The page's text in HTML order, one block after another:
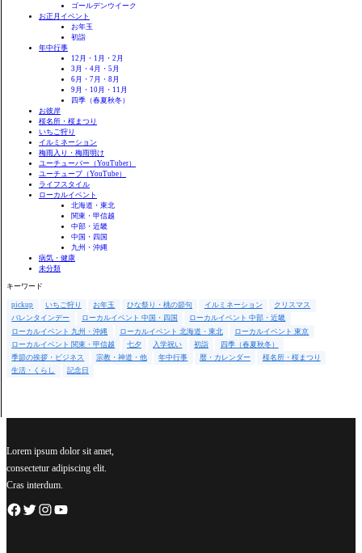
ゴールデンウイーク
お正月イベント
お年玉
初詣
年中行事
12月・1月・2月
3月・4月・5月
6月・7月・8月
9月・10月・11月
四季（春夏秋冬）
お彼岸
桜名所・桜まつり
いちご狩り
イルミネーション
梅雨入り・梅雨明け
ユーチューバー（YouTuber）
ユーチューブ（YouTube）
ライフスタイル
ローカルイベント
北海道・東北
関東・甲信越
中部・近畿
中国・四国
九州・沖縄
病気・健康
未分類
キーワード
pickup いちご狩り お年玉 ひな祭り・桃の節句 イルミネーション
クリスマス
バレンタインデー
ローカルイベント 中国・四国
ローカルイベント 中部・近畿
ローカルイベント 九州・沖縄
ローカルイベント 北海道・東北
ローカルイベント 東京
ローカルイベント 関東・甲信越
七夕 入学祝い 初詣
四季（春夏秋冬）
季節の挨拶・ビジネス
宗教・神道・他 年中行事 暦・カレンダー
桜名所・桜まつり
生活・くらし
記念日
Lorem ipsum dolor sit amet,
consectetur adipiscing elit.
Cras interdum.